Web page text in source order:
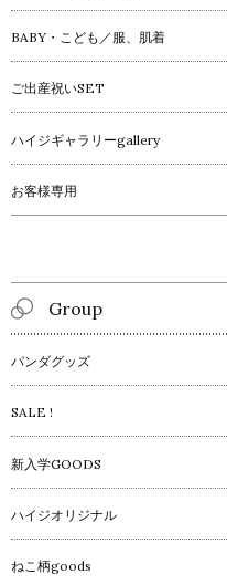
BABY・こども／服、肌着
ご出産祝いSET
ハイジギャラリーgallery
お客様専用
Group
パンダグッズ
SALE !
新入学GOODS
ハイジオリジナル
ねこ柄goods